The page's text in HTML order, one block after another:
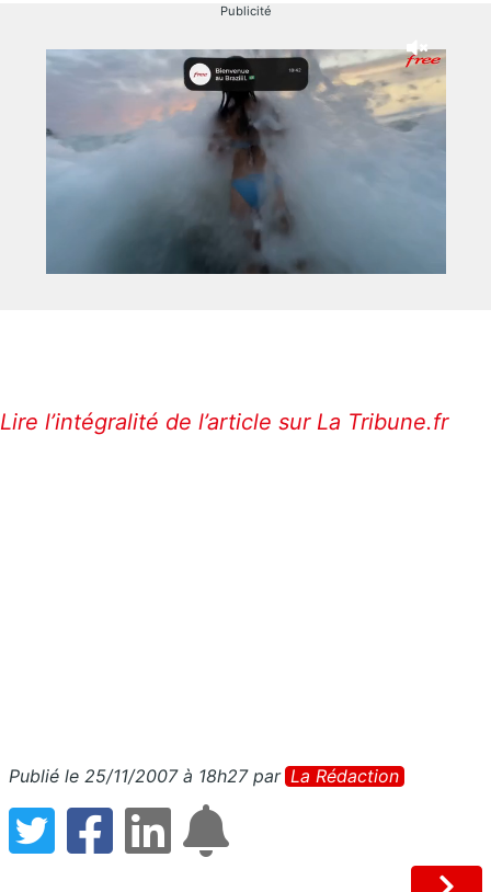
Publicité
Lire l’intégralité de l’article sur La Tribune.fr
Publié le 25/11/2007 à 18h27par La Rédaction